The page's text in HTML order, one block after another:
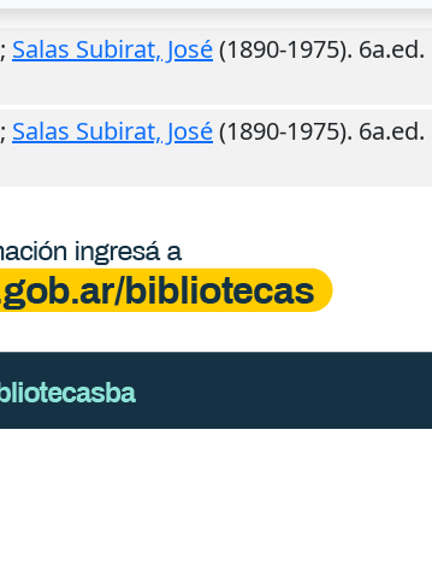
; Salas Subirat, José(1890-1975). 6a.ed.
; Salas Subirat, José(1890-1975). 6a.ed.